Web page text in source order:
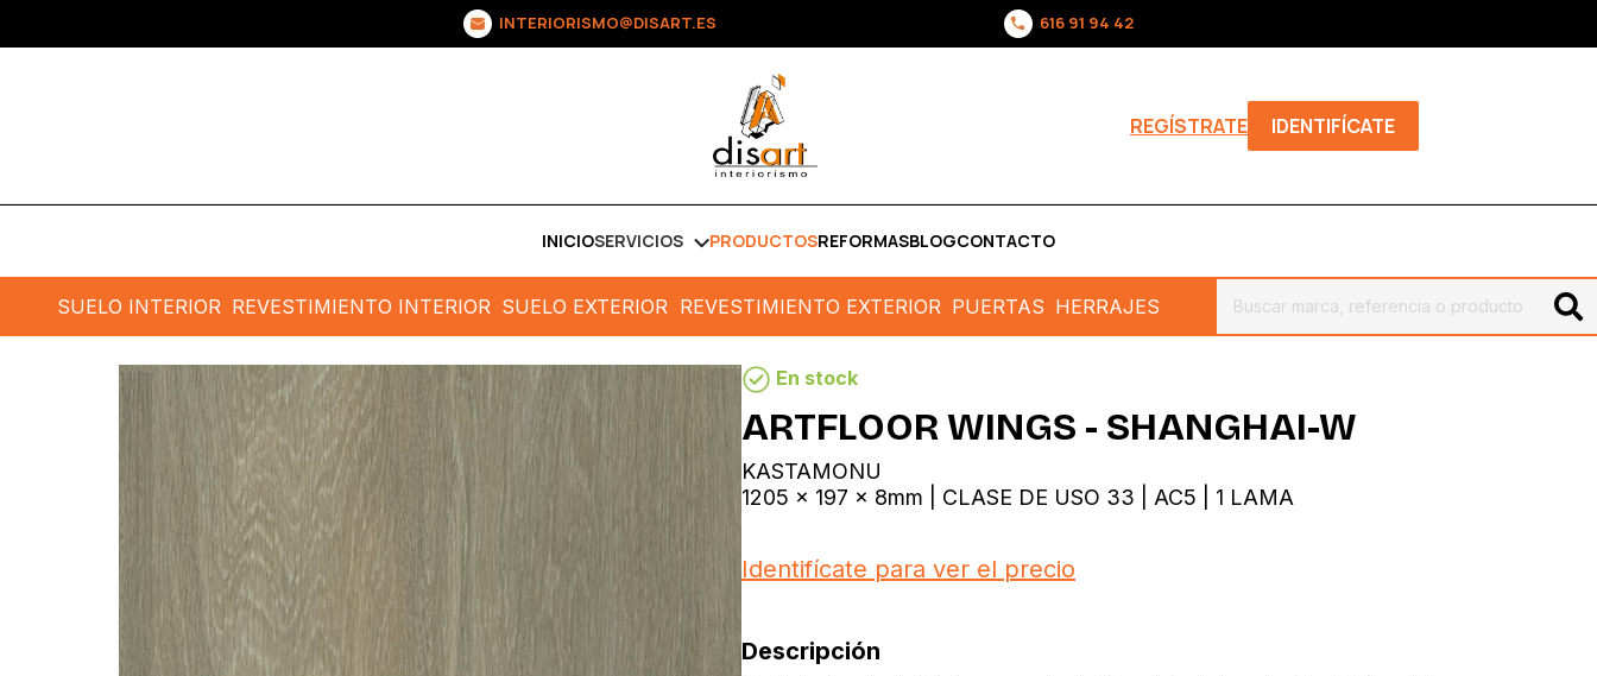
INTERIORISMO@DISART.ES 616 91 94 42
REGÍSTRATE IDENTIFÍCATE
INICIOSERVICIOS PRODUCTOSREFORMASBLOGCONTACTO
SUELO INTERIOR REVESTIMIENTO INTERIOR SUELO EXTERIOR REVESTIMIENTO EXTERIOR PUERTAS HERRAJES
En stock
ARTFLOOR WINGS - SHANGHAI-W
KASTAMONU
1205 x 197 x 8mm | CLASE DE USO 33 | AC5 | 1 LAMA
Identifícate para ver el precio
Descripción